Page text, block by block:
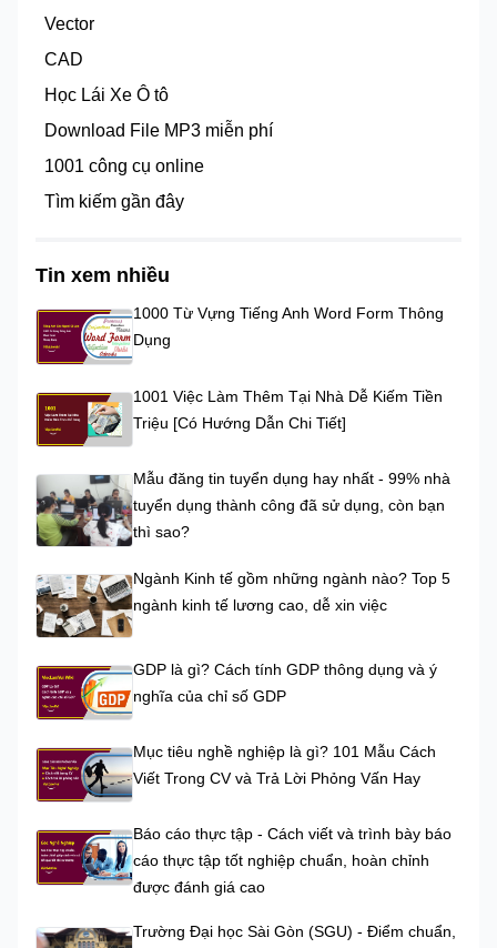
Vector
CAD
Học Lái Xe Ô tô
Download File MP3 miễn phí
1001 công cụ online
Tìm kiếm gần đây
Tin xem nhiều
1000 Từ Vựng Tiếng Anh Word Form Thông
Dụng
1001 Việc Làm Thêm Tại Nhà Dễ Kiếm Tiền
Triệu [Có Hướng Dẫn Chi Tiết]
Mẫu đăng tin tuyển dụng hay nhất - 99% nhà
tuyển dụng thành công đã sử dụng, còn bạn
thì sao?
Ngành Kinh tế gồm những ngành nào? Top 5
ngành kinh tế lương cao, dễ xin việc
GDP là gì? Cách tính GDP thông dụng và ý
nghĩa của chỉ số GDP
Mục tiêu nghề nghiệp là gì? 101 Mẫu Cách
Viết Trong CV và Trả Lời Phỏng Vấn Hay
Báo cáo thực tập - Cách viết và trình bày báo
cáo thực tập tốt nghiệp chuẩn, hoàn chỉnh
được đánh giá cao
Trường Đại học Sài Gòn (SGU) - Điểm chuẩn,